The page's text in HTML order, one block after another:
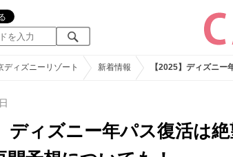
ディズニーリゾート 新着情報 【2025】ディズニー
ディズニー年パス復活は